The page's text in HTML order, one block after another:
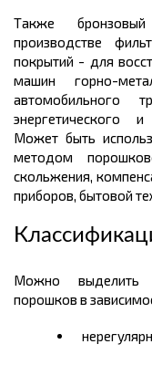
Также
производстве
покрытий - для
машин горно-
автомобильного
энергетического
Может быть
методом
скольжения,
приборов, бытовой
Можно выделить
порошков в